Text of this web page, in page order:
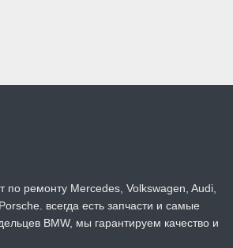
ремонту Mercedes, Volkswagen, Audi,
всегда есть запчасти и самые
BMW, мы гарантируем качество и